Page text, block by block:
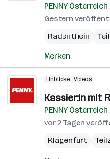
PENNY Österreich
Gestern
Radenthein
Merken
Einblicke Videos
Kassier:in mit
PENNY Österreich
vor 2 Tagen
Klagenfurt